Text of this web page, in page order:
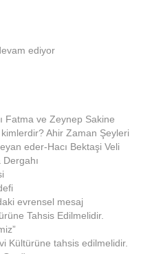
ediyor
Fatma ve Zeynep Sakine
Ahir Zaman Şeyleri
eder-Hacı Bektaşi Veli
evrensel mesaj
Tahsis Edilmelidir.
Kültürüne tahsis edilmelidir.